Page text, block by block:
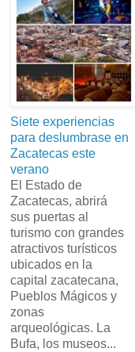
Siete experiencias
para deslumbrase en
Zacatecas este
verano
El Estado de
Zacatecas, abrirá
sus puertas al
turismo con grandes
atractivos turísticos
ubicados en la
capital zacatecana,
Pueblos Mágicos y
zonas
arqueológicas. La
Bufa, los museos...